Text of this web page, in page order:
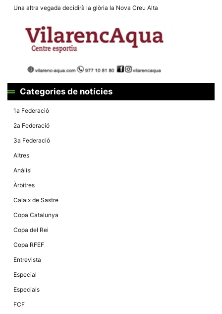
Una altra vegada decidirà la glòria la Nova Creu Alta
Categories de notícies
1a Federació
2a Federació
3a Federació
Altres
Anàlisi
Àrbitres
Calaix de Sastre
Copa Catalunya
Copa del Rei
Copa RFEF
Entrevista
Especial
Especials
FCF
algunes
del lloc web.
En compartir
interessos i
mentre